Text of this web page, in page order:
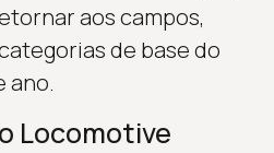
aos campos,
de base do
ano.
Locomotive